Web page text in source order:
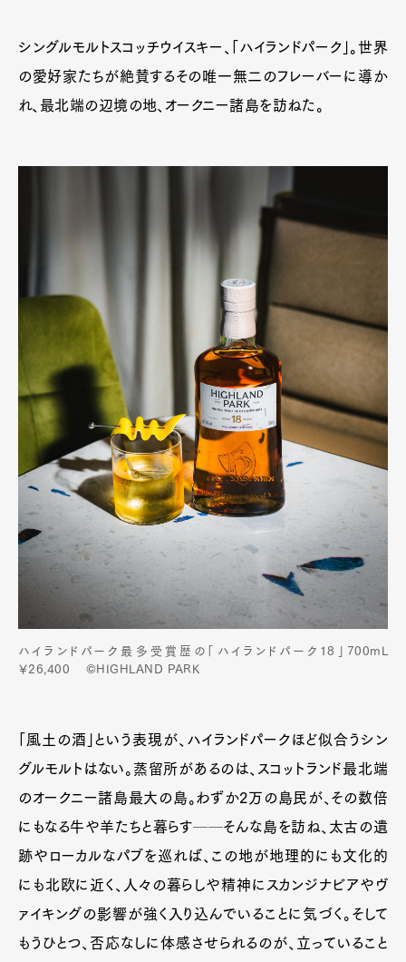
Art&DesignWatch Fashion
GourmetCars
シングルモルトスコッチウイスキー、「ハイランドパーク」。世界
の愛好家たちが絶賛するその唯一無二のフレーバーに導か
れ、最北端の辺境の地、オークニー諸島を訪ねた。
ハイランドパーク最多受賞歴の「ハイランドパーク18」700mL
￥26,400 ©HIGHLAND PARK
「風土の酒」という表現が、ハイランドパークほど似合うシン
グルモルトはない。蒸留所があるのは、スコットランド最北端
のオークニー諸島最大の島。わずか2万の島民が、その数倍
にもなる牛や羊たちと暮らす──そんな島を訪ね、太古の遺
跡やローカルなパブを巡れば、この地が地理的にも文化的
にも北欧に近く、人々の暮らしや精神にスカンジナビアやヴ
ァイキングの影響が強く入り込んでいることに気づく。そして
もうひとつ、否応なしに体感させられるのが、立っていること